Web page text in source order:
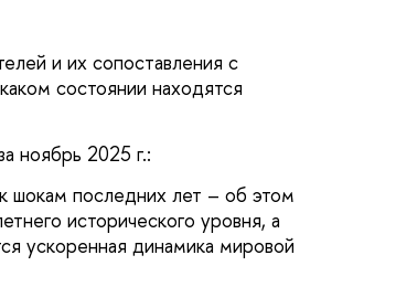
и их сопоставления с
состоянии находятся
ноябрь 2025 г.:
шокам последних лет – об этом
исторического уровня, а
ускоренная динамика мировой